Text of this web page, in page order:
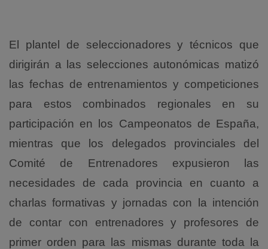
El plantel de seleccionadores y técnicos que
dirigirán a las selecciones autonómicas matizó
las fechas de entrenamientos y competiciones
para estos combinados regionales en su
participación en los Campeonatos de España,
mientras que los delegados provinciales del
Comité de Entrenadores expusieron las
necesidades de cada provincia en cuanto a
charlas formativas y jornadas con la intención
de contar con entrenadores y profesores de
primer orden para las mismas durante toda la